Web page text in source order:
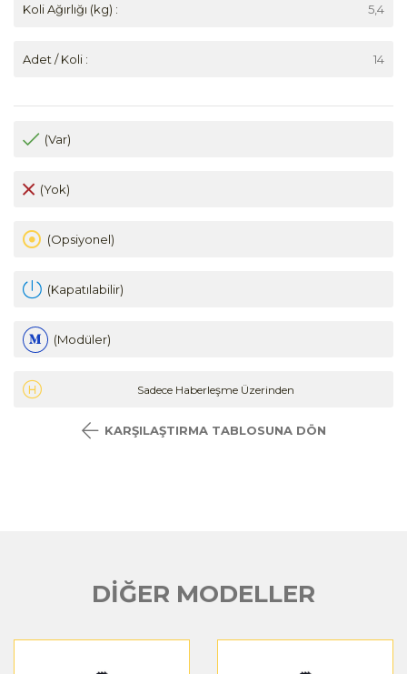
Koli Ağırlığı (kg) : 5,4
Adet / Koli : 14
(Var)
(Yok)
(Opsiyonel)
(Kapatılabilir)
(Modüler)
Sadece Haberleşme Üzerinden
KARŞILAŞTIRMA TABLOSUNA DÖN
DİĞER MODELLER